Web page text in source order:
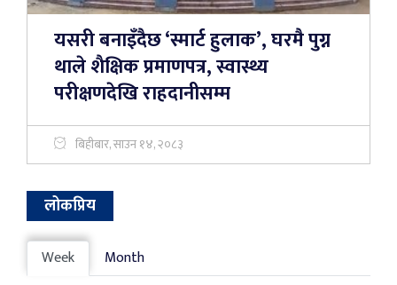
यसरी बनाइँदैछ ‘स्मार्ट हुलाक’, घरमै पुग्न
थाले शैक्षिक प्रमाणपत्र, स्वास्थ्य
परीक्षणदेखि राहदानीसम्म
बिहीबार, साउन १४, २०८३
लोकप्रिय
Week Month